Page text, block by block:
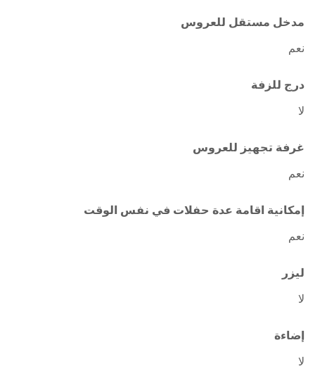
مدخل مستقل للعروس
نعم
درج للزفة
لا
غرفة تجهيز للعروس
نعم
إمكانية اقامة عدة حفلات في نفس الوقت
نعم
ليزر
لا
إضاءة
لا